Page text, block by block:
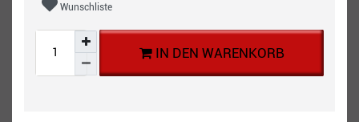
Wunschliste
IN DEN WARENKORB